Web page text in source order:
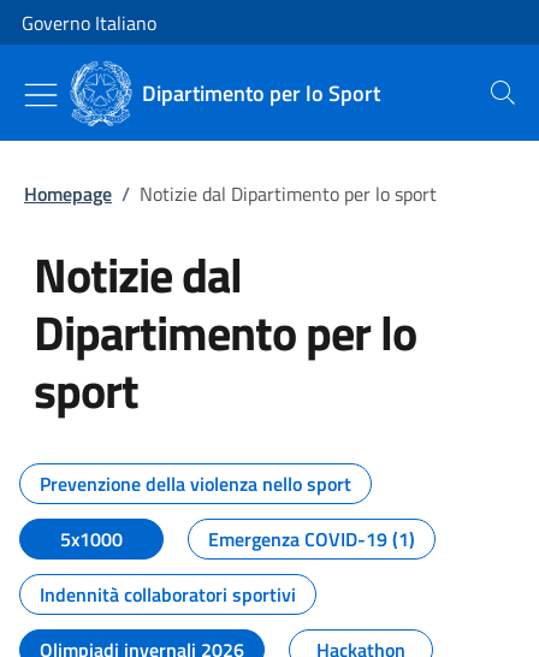
Vai al contenuto
Vai alla navigazione del sito
Governo Italiano
Dipartimento per lo Sport Cerca
Homepage / Notizie dal Dipartimento per lo sport
Notizie dal
Dipartimento per lo
sport
Tutti i contenuti della pagina
Prevenzione della violenza nello sport
5x1000
Emergenza COVID-19 (1)
Indennità collaboratori sportivi
Olimpiadi invernali 2026
Hackathon